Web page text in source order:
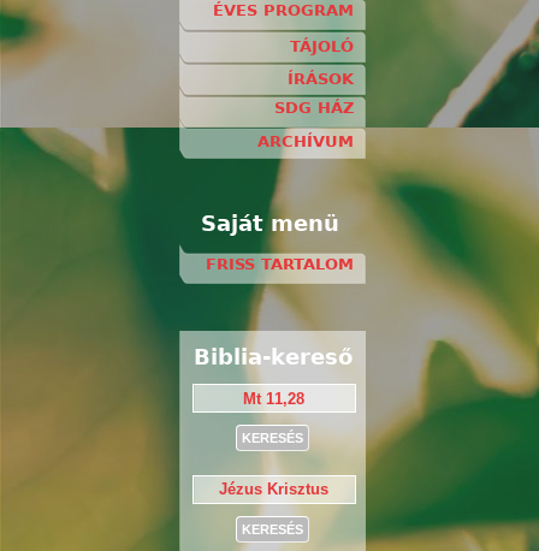
ÉVES PROGRAM
TÁJOLÓ
ÍRÁSOK
SDG HÁZ
ARCHÍVUM
Saját menü
FRISS TARTALOM
Biblia-kereső